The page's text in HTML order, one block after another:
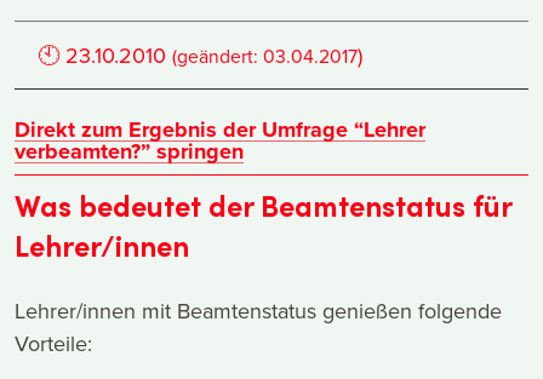
🕙 23.10.2010 (geändert:03.04.2017)
Direkt zum Ergebnis der Umfrage “Lehrer
verbeamten?” springen
Was bedeutet der Beamtenstatus für
Lehrer/innen
Lehrer/innen mit Beamtenstatus genießen folgende
Vorteile: